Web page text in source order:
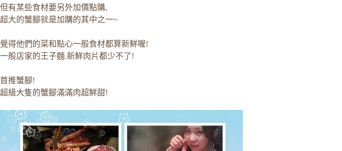
但有某些食材要另外加價點購,
超大的蟹腳就是加購的其中之一~
覺得他們的菜和點心一般食材都算新鮮喔!
一般店家的王子麵.新鮮肉片都少不了!
首推蟹腳!
超級大隻的蟹腳滿滿肉超鮮甜!